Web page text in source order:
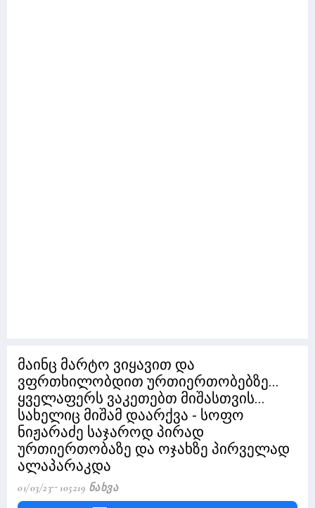
მაინც მარტო ვიყავით და
ვფრთხილობდით ურთიერთობებზე...
ყველაფერს ვაკეთებთ მიშასთვის...
სახელიც მიშამ დაარქვა - სოფო
ნიჟარაძე საჯაროდ პირად
ურთიერთობაზე და ოჯახზე პირველად
ალაპარაკდა
01/03/23 105219 Ნახვა